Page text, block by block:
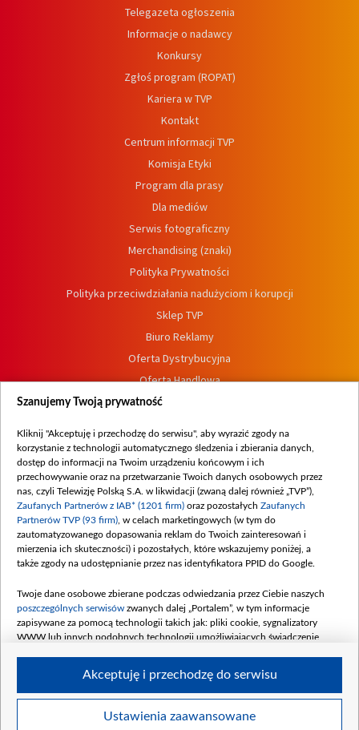
Telegazeta ogłoszenia
Informacje o nadawcy
Konkursy
Zgłoś program (ROPAT)
Kariera w TVP
Kontakt
Centrum informacji TVP
Komisja Etyki
Program dla prasy
Dla mediów
Serwis fotograficzny
Merchandising (znaki)
Polityka Prywatności
Polityka przeciwdziałania nadużyciom i korupcji
Sklep TVP
Biuro Reklamy
Oferta Dystrybucyjna
Oferta Handlowa
Dostępność
Procedura zgłoszeń wewnętrznych
Szanujemy Twoją prywatność
Kliknij "Akceptuję i przechodzę do serwisu", aby wyrazić zgody na
korzystanie z technologii automatycznego śledzenia i zbierania danych,
dostęp do informacji na Twoim urządzeniu końcowym i ich
przechowywanie oraz na przetwarzanie Twoich danych osobowych przez
nas, czyli Telewizję Polską S.A. w likwidacji (zwaną dalej również „TVP”),
Zaufanych Partnerów z IAB* (1201 firm) oraz pozostałych Zaufanych
Partnerów TVP (93 firm) , w celach marketingowych (w tym do
zautomatyzowanego dopasowania reklam do Twoich zainteresowań i
mierzenia ich skuteczności) i pozostałych, które wskazujemy poniżej, a
także zgody na udostępnianie przez nas identyfikatora PPID do Google.
Twoje dane osobowe zbierane podczas odwiedzania przez Ciebie naszych
poszczególnych serwisów zwanych dalej „Portalem”, w tym informacje
zapisywane za pomocą technologii takich jak: pliki cookie, sygnalizatory
WWW lub innych podobnych technologii umożliwiających świadczenie
Twoje dane osobowe zbierane podczas odwiedzania przez Ciebie
Ustawienia zaawansowane
Akceptuję i przechodzę do serwisu